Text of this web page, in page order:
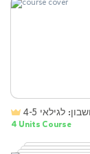
לגילאי 4-5
4 Units Course